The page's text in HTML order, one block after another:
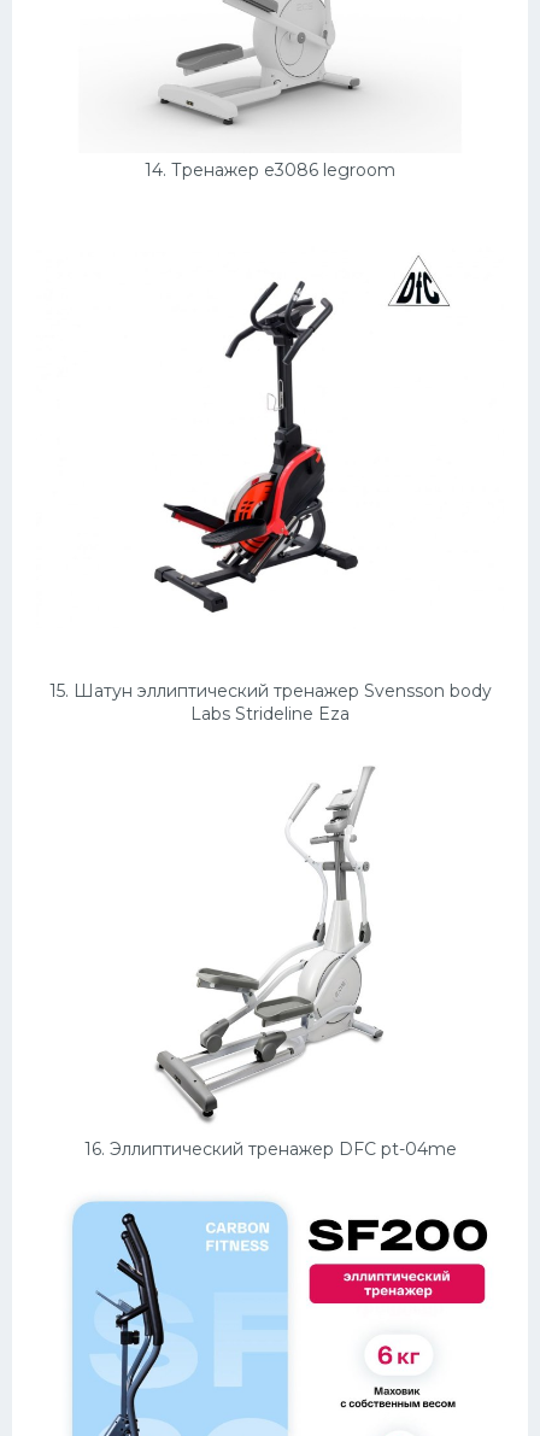
14. Тренажер e3086 legroom
15. Шатун эллиптический тренажер Svensson body
Labs Strideline Eza
16. Эллиптический тренажер DFC pt-04me